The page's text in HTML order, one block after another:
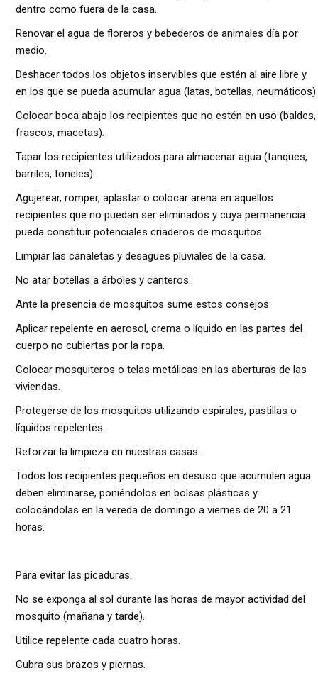
dentro como fuera de la casa.
Renovar el agua de floreros y bebederos de animales día por
medio.
Deshacer todos los objetos inservibles que estén al aire libre y
en los que se pueda acumular agua (latas, botellas, neumáticos).
Colocar boca abajo los recipientes que no estén en uso (baldes,
frascos, macetas).
Tapar los recipientes utilizados para almacenar agua (tanques,
barriles, toneles).
Agujerear, romper, aplastar o colocar arena en aquellos
recipientes que no puedan ser eliminados y cuya permanencia
pueda constituir potenciales criaderos de mosquitos.
Limpiar las canaletas y desagües pluviales de la casa.
No atar botellas a árboles y canteros.
Ante la presencia de mosquitos sume estos consejos:
Aplicar repelente en aerosol, crema o líquido en las partes del
cuerpo no cubiertas por la ropa.
Colocar mosquiteros o telas metálicas en las aberturas de las
viviendas.
Protegerse de los mosquitos utilizando espirales, pastillas o
líquidos repelentes.
Reforzar la limpieza en nuestras casas.
Todos los recipientes pequeños en desuso que acumulen agua
deben eliminarse, poniéndolos en bolsas plásticas y
colocándolas en la vereda de domingo a viernes de 20 a 21
horas.
Para evitar las picaduras.
No se exponga al sol durante las horas de mayor actividad del
mosquito (mañana y tarde).
Utilice repelente cada cuatro horas.
Cubra sus brazos y piernas.